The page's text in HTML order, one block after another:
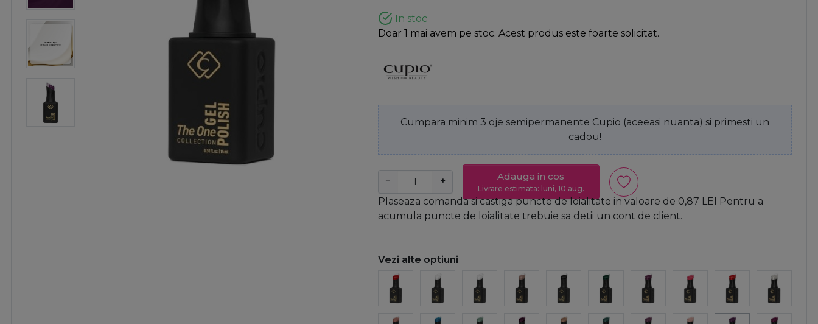
In stoc
Doar 1 mai avem pe stoc. Acest produs este foarte solicitat.
Cumpara minim 3 oje semipermanente Cupio (aceeasi nuanta) si primesti un
cadou!
− + Adauga in cos
Livrare estimata: luni, 10 aug.
Plaseaza comanda si castiga puncte de loialitate in valoare de 0,87 LEI Pentru a
acumula puncte de loialitate trebuie sa detii un cont de client.
Vezi alte optiuni